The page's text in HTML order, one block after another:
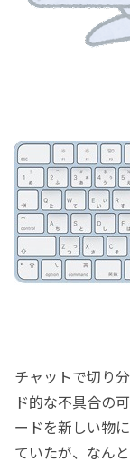
チャットで切り
ド的な不具合の
ードを新しい物
ていたが、なん